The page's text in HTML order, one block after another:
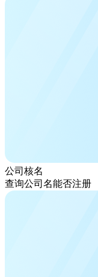
公司核名
查询公司名能否注册